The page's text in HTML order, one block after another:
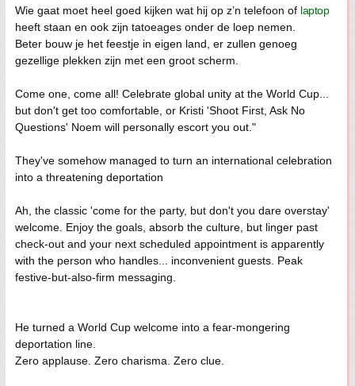
Wie gaat moet heel goed kijken wat hij op z’n telefoon of laptop
heeft staan en ook zijn tatoeages onder de loep nemen.
Beter bouw je het feestje in eigen land, er zullen genoeg
gezellige plekken zijn met een groot scherm.
Come one, come all! Celebrate global unity at the World Cup...
but don't get too comfortable, or Kristi 'Shoot First, Ask No
Questions' Noem will personally escort you out."
They've somehow managed to turn an international celebration
into a threatening deportation
Ah, the classic 'come for the party, but don't you dare overstay'
welcome. Enjoy the goals, absorb the culture, but linger past
check-out and your next scheduled appointment is apparently
with the person who handles... inconvenient guests. Peak
festive-but-also-firm messaging.
He turned a World Cup welcome into a fear-mongering
deportation line.
Zero applause. Zero charisma. Zero clue.